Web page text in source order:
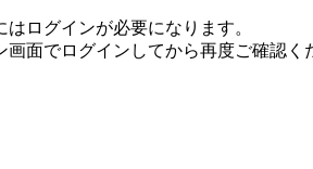
ログインが必要になります。
画面でログインしてから再度ご確認く